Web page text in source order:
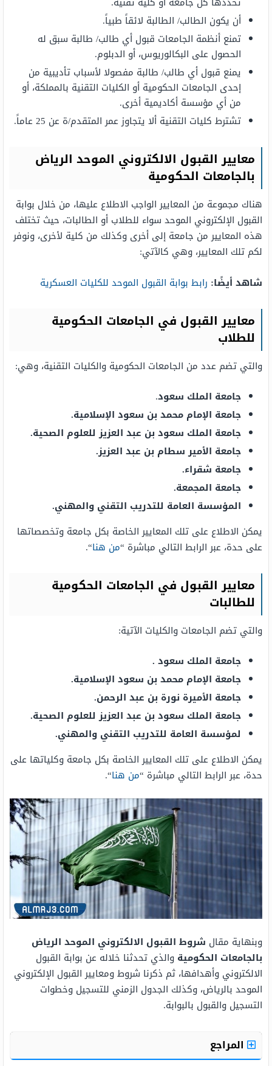
أن يكون الطالب/ الطالبة لائقاً طبياً.
تمنع أنظمة الجامعات قبول أي طالب/ طالبة سبق له
الحصول على البكالوريوس، أو الدبلوم.
يمنع قبول أي طالب/ طالبة مفصولا لأسباب تأديبية من
إحدى الجامعات الحكومية أو الكليات التقنية بالمملكة، أو
من أي مؤسسة أكاديمية أخرى.
تشترط كليات التقنية ألا يتجاوز عمر المتقدم/ة عن 25 عاماً.
معايير القبول الالكتروني الموحد الرياض
بالجامعات الحكومية
هناك مجموعة من المعايير الواجب الاطلاع عليها، من خلال بوابة
القبول الإلكتروني الموحد سواء للطلاب أو الطالبات، حيث تختلف
هذه المعايير من جامعة إلى أخرى وكذلك من كلية لأخرى، ونوفر
لكم تلك المعايير، وهي كالآتي:
شاهد أيضًا: رابط بوابة القبول الموحد للكليات العسكرية
معايير القبول في الجامعات الحكومية
للطلاب
والتي تضم عدد من الجامعات الحكومية والكليات التقنية، وهي:
جامعة الملك سعود.
جامعة الإمام محمد بن سعود الإسلامية.
جامعة الملك سعود بن عبد العزيز للعلوم الصحية.
جامعة الأمير سطام بن عبد العزيز.
جامعة شقراء.
جامعة المجمعة.
المؤسسة العامة للتدريب التقني والمهني.
يمكن الاطلاع على تلك المعايير الخاصة بكل جامعة وتخصصاتها
على حدة، عبر الرابط التالي مباشرة “من هنا“.
معايير القبول في الجامعات الحكومية
للطالبات
والتي تضم الجامعات والكليات الآتية:
جامعة الملك سعود .
جامعة الإمام محمد بن سعود الإسلامية.
جامعة الأميرة نورة بن عبد الرحمن.
جامعة الملك سعود بن عبد العزيز للعلوم الصحية.
لمؤسسة العامة للتدريب التقني والمهني.
يمكن الاطلاع على تلك المعايير الخاصة بكل جامعة وكلياتها على
حدة، عبر الرابط التالي مباشرة “من هنا“.
وبنهاية مقال شروط القبول الالكتروني الموحد الرياض
بالجامعات الحكومية والذي تحدثنا خلاله عن بوابة القبول
الالكتروني وأهدافها، ثم ذكرنا شروط ومعايير القبول الإلكتروني
الموحد بالرياض، وكذلك الجدول الزمني للتسجيل وخطوات
التسجيل والقبول بالبوابة.
المراجع